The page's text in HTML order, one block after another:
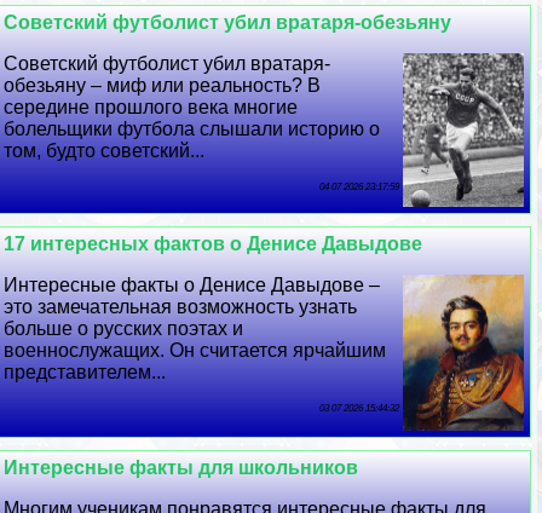
Советский футболист убил вратаря-обезьяну
Советский футболист убил вратаря-
обезьяну – миф или реальность? В
середине прошлого века многие
болельщики футбола слышали историю о
том, будто советский...
04 07 2026 23:17:59
17 интересных фактов о Денисе Давыдове
Интересные факты о Денисе Давыдове –
это замечательная возможность узнать
больше о русских поэтах и
военнослужащих. Он считается ярчайшим
представителем...
03 07 2026 15:44:32
Интересные факты для школьников